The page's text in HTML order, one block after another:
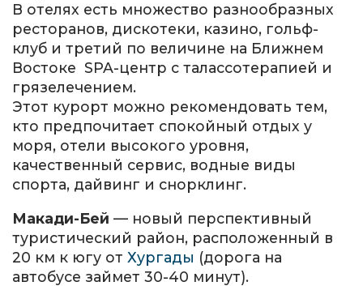
В отелях есть множество разнообразных
ресторанов, дискотеки, казино, гольф-
клуб и третий по величине на Ближнем
Востоке SPA-центр с талассотерапией и
грязелечением.
Этот курорт можно рекомендовать тем,
кто предпочитает спокойный отдых у
моря, отели высокого уровня,
качественный сервис, водные виды
спорта, дайвинг и снорклинг.
Макади-Бей — новый перспективный
туристический район, расположенный в
20 км к югу от Хургады (дорога на
автобусе займет 30-40 минут).